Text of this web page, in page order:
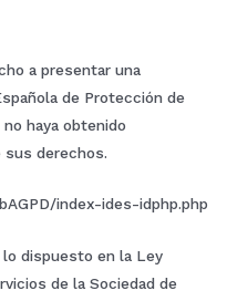
a presentar una
de Protección de
haya obtenido
derechos.
index-ides-idphp.php
dispuesto en la Ley
de la Sociedad de